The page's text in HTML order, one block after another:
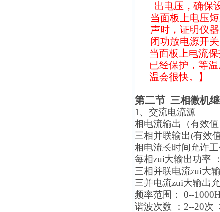
出电压，确保
当面板上电压
声时，证明仪
闭功放电源开
当面板上电流
已经保护，等
温会很快。】
第二节 三相微机
1 、交流电流源
相电流输出（有效
三相并联输出(有效
相电流长时间允许
每相zui大输出功率
三相并联电流zui大
三并电流zui大输出
频率范围： 0--
谐波次数 ：2--20次